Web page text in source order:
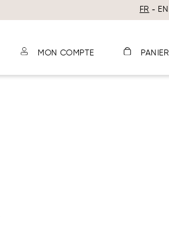
FR EN
MON COMPTE PANIER